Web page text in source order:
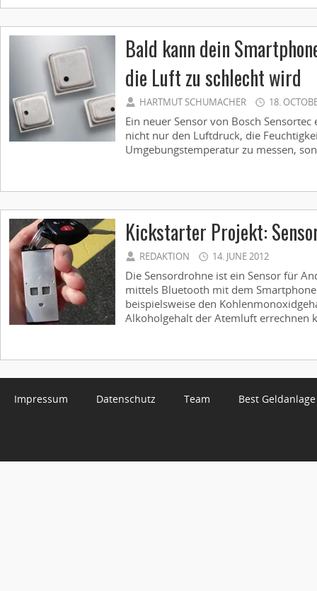
Bald kann dein
die Luft zu schlecht wird
HARTMUT SCHUMACHER 18.
Ein neuer Sensor von Bosch
nicht nur den Luftdruck, die
Umgebungstemperatur zu messen,
Kickstarter Projekt:
REDAKTION 14. JUNE 2012
Die Sensordrohne ist ein Sensor für
mittels Bluetooth mit dem
beispielsweise den
Alkoholgehalt der Atemluft errechnen
Impressum Datenschutz Team Best Geldanlage